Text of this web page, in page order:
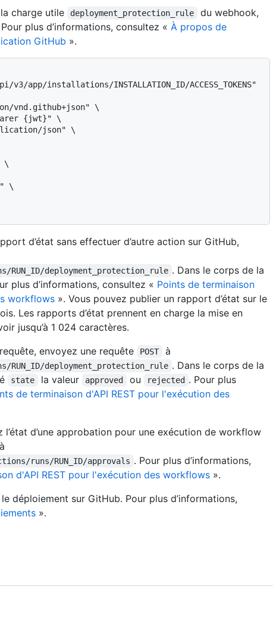
la charge utile
deployment_protection_rule
du webhook,
plus d’informations, consultez « À propos de
GitHub ».
app/installations/INSTALLATION_ID/ACCESS_TOKENS"
vnd.github+json" \
{jwt}" \
json" \
d’état sans effectuer d’autre action sur GitHub,
RUN_ID/deployment_protection_rule . Dans le corps de la
plus d’informations, consultez « Points de terminaison
workflows ». Vous pouvez publier un rapport d’état sur le
Les rapports d’état prennent en charge la mise en
jusqu’à 1 024 caractères.
envoyez une requête
POST à
RUN_ID/deployment_protection_rule . Dans le corps de la
state la valeur approved ou rejected . Pour plus
de terminaison d'API REST pour l'exécution des
l’état d’une approbation pour une exécution de workflow
à
runs/RUN_ID/approvals . Pour plus d’informations,
d'API REST pour l'exécution des workflows ».
déploiement sur GitHub. Pour plus d’informations,
».